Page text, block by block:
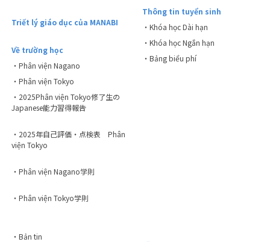
Triết lý giáo dục của MANABI
Về trường học
・Phân viện Nagano
・Phân viện Tokyo
・2025Phân viện Tokyo修了生の
Japanese能力習得報告
・2025年自己評価・点検表 Phân
viện Tokyo
・Phân viện Nagano学則
・Phân viện Tokyo学則
Thông tin tuyển sinh
・Khóa học Dài hạn
・Khóa học Ngắn hạn
・Bảng biểu phí
・Bản tin